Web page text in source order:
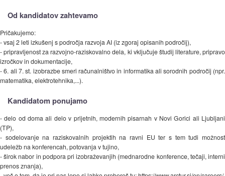
Od kandidatov zahtevamo
Pričakujemo:
- vsaj 2 leti izkušenj s področja razvoja AI (iz zgoraj opisanih področij),
- pripravljenost za razvojno-raziskovalno dela, ki vključuje študij literature, pripravo
izročkov in dokumentacije,
- 6. ali 7. st. izobrazbe smeri računalništvo in informatika ali sorodnih področij (npr.
matematika, elektrotehnika,...).
Kandidatom ponujamo
- delo od doma ali delo v prijetnih, modernih pisarnah v Novi Gorici ali Ljubljani
(TP),
- sodelovanje na raziskovalnih projektih na ravni EU ter s tem tudi možnost
udeležb na konferencah, potovanja v tujino,
- širok nabor in podpora pri izobraževanjih (mednarodne konference, tečaji, interni
prenos znanja),